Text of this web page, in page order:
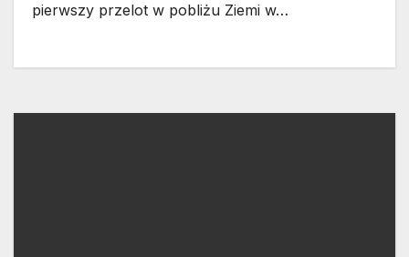
pierwszy przelot w pobliżu Ziemi w…